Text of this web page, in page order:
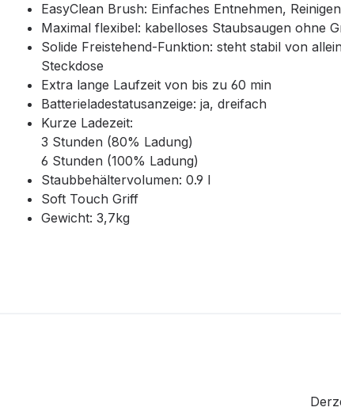
EasyClean Brush: Einfaches Entnehmen,
Maximal flexibel: kabelloses Staubsaugen ohne
Solide Freistehend-Funktion: steht stabil von
Steckdose
Extra lange Laufzeit von bis zu 60 min
Batterieladestatusanzeige: ja, dreifach
Kurze Ladezeit:
3 Stunden (80% Ladung)
6 Stunden (100% Ladung)
Staubbehältervolumen: 0.9 l
Soft Touch Griff
Gewicht: 3,7kg